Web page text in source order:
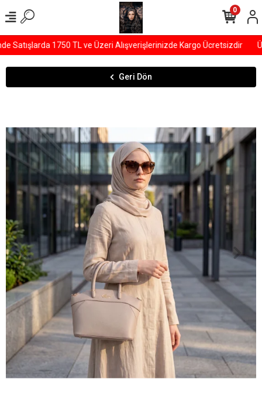
1750 TL ve Üzeri Alışverişlerinizde Kargo Ücretsizdir
0
Geri Dön